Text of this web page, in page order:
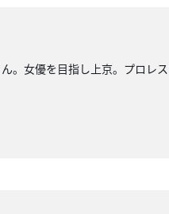
。女優を目指し上京。プロレ